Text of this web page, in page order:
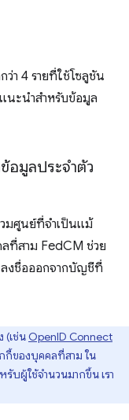
า 4 รายที่ใช้โซลูชัน
นะนำสำหรับข้อมูล
อมูลประจำตัว
มศูนย์ที่จำเป็นแม้
ที่สาม FedCM ช่วย
ลงชื่อออกจากบัญชีที่
(เช่น OpenID Connect
กี้ของบุคคลที่สาม ใน
รับผู้ใช้จำนวนมากขึ้น เรา